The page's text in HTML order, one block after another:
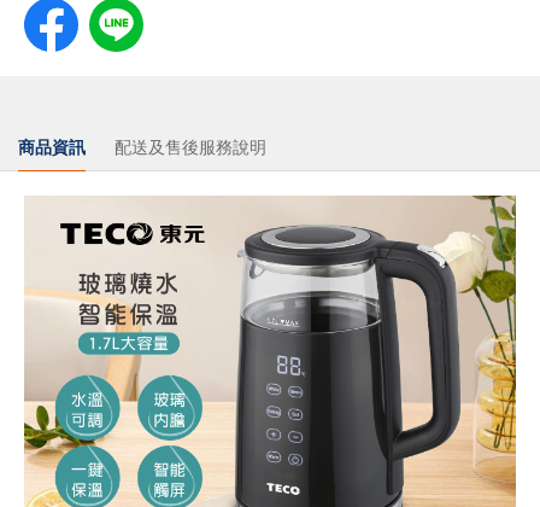
商品資訊 配送及售後服務說明